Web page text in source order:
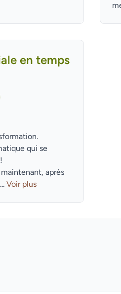
en temps
qui se
après
Voir plus